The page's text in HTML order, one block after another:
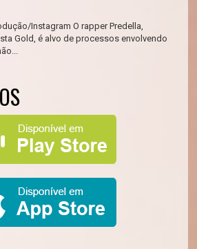
Instagram O rapper Predella,
Gold, é alvo de processos envolvendo